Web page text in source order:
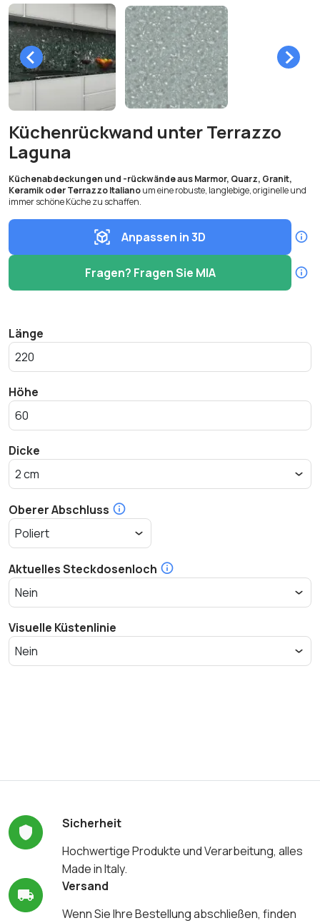
Küchenrückwand unter Terrazzo
Laguna
Küchenabdeckungen und -rückwände aus Marmor, Quarz, Granit,
Keramik oder Terrazzo Italianoum eine robuste, langlebige, originelle und
immer schöne Küche zu schaffen.
Anpassen in 3D
Fragen? Fragen Sie MIA
Länge
Höhe
Dicke
Oberer Abschluss
Aktuelles Steckdosenloch
Visuelle Küstenlinie
Sicherheit
Hochwertige Produkte und Verarbeitung, alles
Made in Italy.
Versand
Wenn Sie Ihre Bestellung abschließen, finden